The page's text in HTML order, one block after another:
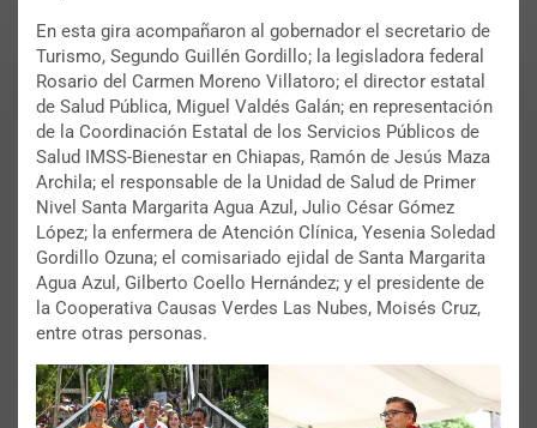
En esta gira acompañaron al gobernador el secretario de
Turismo, Segundo Guillén Gordillo; la legisladora federal
Rosario del Carmen Moreno Villatoro; el director estatal
de Salud Pública, Miguel Valdés Galán; en representación
de la Coordinación Estatal de los Servicios Públicos de
Salud IMSS-Bienestar en Chiapas, Ramón de Jesús Maza
Archila; el responsable de la Unidad de Salud de Primer
Nivel Santa Margarita Agua Azul, Julio César Gómez
López; la enfermera de Atención Clínica, Yesenia Soledad
Gordillo Ozuna; el comisariado ejidal de Santa Margarita
Agua Azul, Gilberto Coello Hernández; y el presidente de
la Cooperativa Causas Verdes Las Nubes, Moisés Cruz,
entre otras personas.